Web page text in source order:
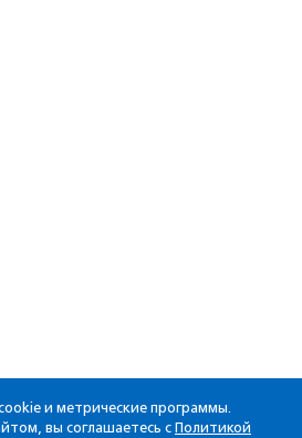
и метрические программы.
вы соглашаетесь с Политикой